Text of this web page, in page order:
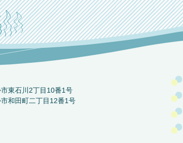
東石川2丁目10番1号
和田町二丁目12番1号